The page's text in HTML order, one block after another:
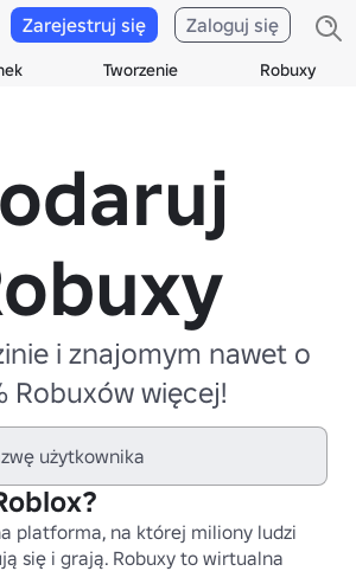
Tworzenie Robuxy
Zarejestruj się Zaloguj się
i znajomym nawet o
Robuxów więcej!
platforma, na której miliony ludzi
się i grają. Robuxy to wirtualna